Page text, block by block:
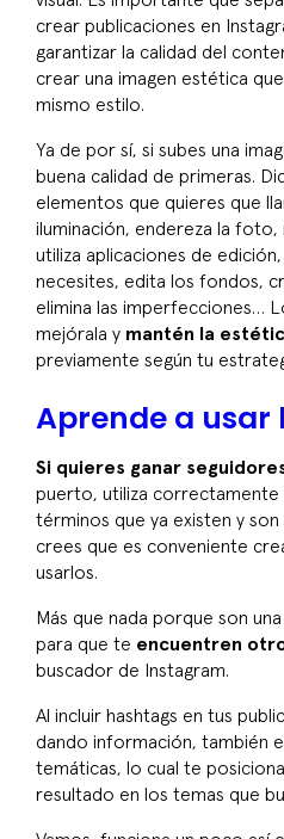
crear publicaciones en
garantizar la calidad del
crear una imagen estética
mismo estilo.
Ya de por sí, si subes una
buena calidad de primeras.
elementos que quieres que
iluminación, endereza la
utiliza aplicaciones de
necesites, edita los fondos,
elimina las imperfecciones…
mejórala y mantén la
previamente según tu
Aprende a usar
Si quieres ganar
puerto, utiliza correctamente
términos que ya existen y
crees que es conveniente
usarlos.
Más que nada porque son
para que te encuentren
buscador de Instagram.
Al incluir hashtags en tus
dando información, también
temáticas, lo cual te
resultado en los temas que